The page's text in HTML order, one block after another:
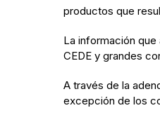
productos que
La información
CEDE y grandes
A través de la
excepción de los